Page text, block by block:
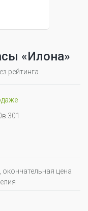
«Илона»
рейтинга
окончательная цена